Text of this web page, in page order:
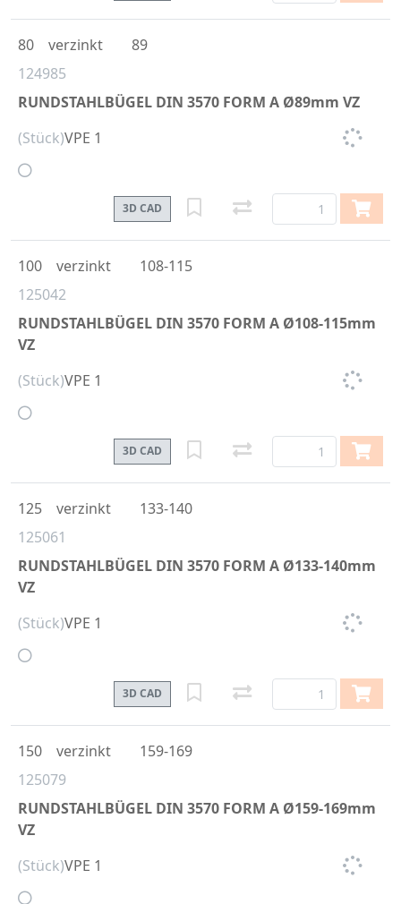
124985
RUNDSTAHLBÜGEL DIN 3570 FORM A Ø89mm VZ
80 verzinkt 89
(Stück)VPE 1
3D CAD
125042
RUNDSTAHLBÜGEL DIN 3570 FORM A Ø108-115mm
VZ
100 verzinkt 108-115
(Stück)VPE 1
3D CAD
125061
RUNDSTAHLBÜGEL DIN 3570 FORM A Ø133-140mm
VZ
125 verzinkt 133-140
(Stück)VPE 1
3D CAD
125079
RUNDSTAHLBÜGEL DIN 3570 FORM A Ø159-169mm
VZ
150 verzinkt 159-169
(Stück)VPE 1